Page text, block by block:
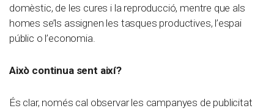
domèstic, de les cures i la reproducció, mentre que als
homes se’ls assignen les tasques productives, l’espai
públic o l’economia.
Això continua sent així?
És clar, només cal observar les campanyes de publicitat